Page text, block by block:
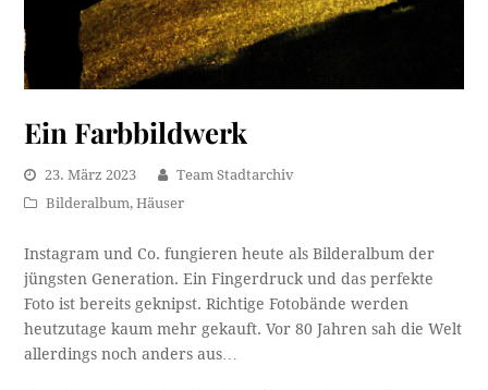
Ein Farbbildwerk
23. März 2023
Team Stadtarchiv
Bilderalbum,Häuser
Instagram und Co. fungieren heute als Bilderalbum der
jüngsten Generation. Ein Fingerdruck und das perfekte
Foto ist bereits geknipst. Richtige Fotobände werden
heutzutage kaum mehr gekauft. Vor 80 Jahren sah die Welt
allerdings noch anders aus…